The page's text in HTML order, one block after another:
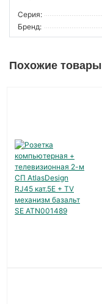
Серия:
Бренд:
Похожие товары